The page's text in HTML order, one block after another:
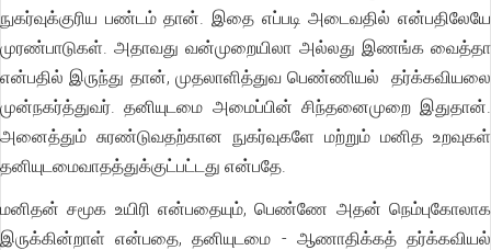
நுகர்வுக்குரிய பண்டம் தான். இதை எப்படி அடைவதில் என்பதிலேயே
முரண்பாடுகள். அதாவது வன்முறையிலா அல்லது இணங்க வைத்தா
என்பதில் இருந்து தான், முதலாளித்துவ பெண்ணியல் தர்க்கவியலை
முன்நகர்த்துவர். தனியுடமை அமைப்பின் சிந்தனைமுறை இதுதான்.
அனைத்தும் சுரண்டுவதற்கான நுகர்வுகளே மற்றும் மனித உறவுகள்
தனியுடமைவாதத்துக்குட்பட்டது என்பதே.
மனிதன் சமூக உயிரி என்பதையும், பெண்ணே அதன் நெம்புகோலாக
இருக்கின்றாள் என்பதை, தனியுடமை - ஆணாதிக்கத் தர்க்கவியல்